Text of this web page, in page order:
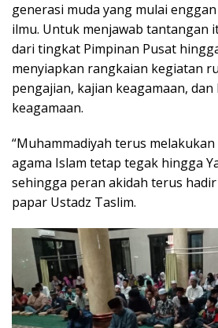
generasi muda yang mulai
ilmu. Untuk menjawab tantangan
dari tingkat Pimpinan Pusat
menyiapkan rangkaian kegiatan
pengajian, kajian keagamaan,
keagamaan.
“Muhammadiyah terus
agama Islam tetap tegak hingga
sehingga peran akidah terus
papar Ustadz Taslim.